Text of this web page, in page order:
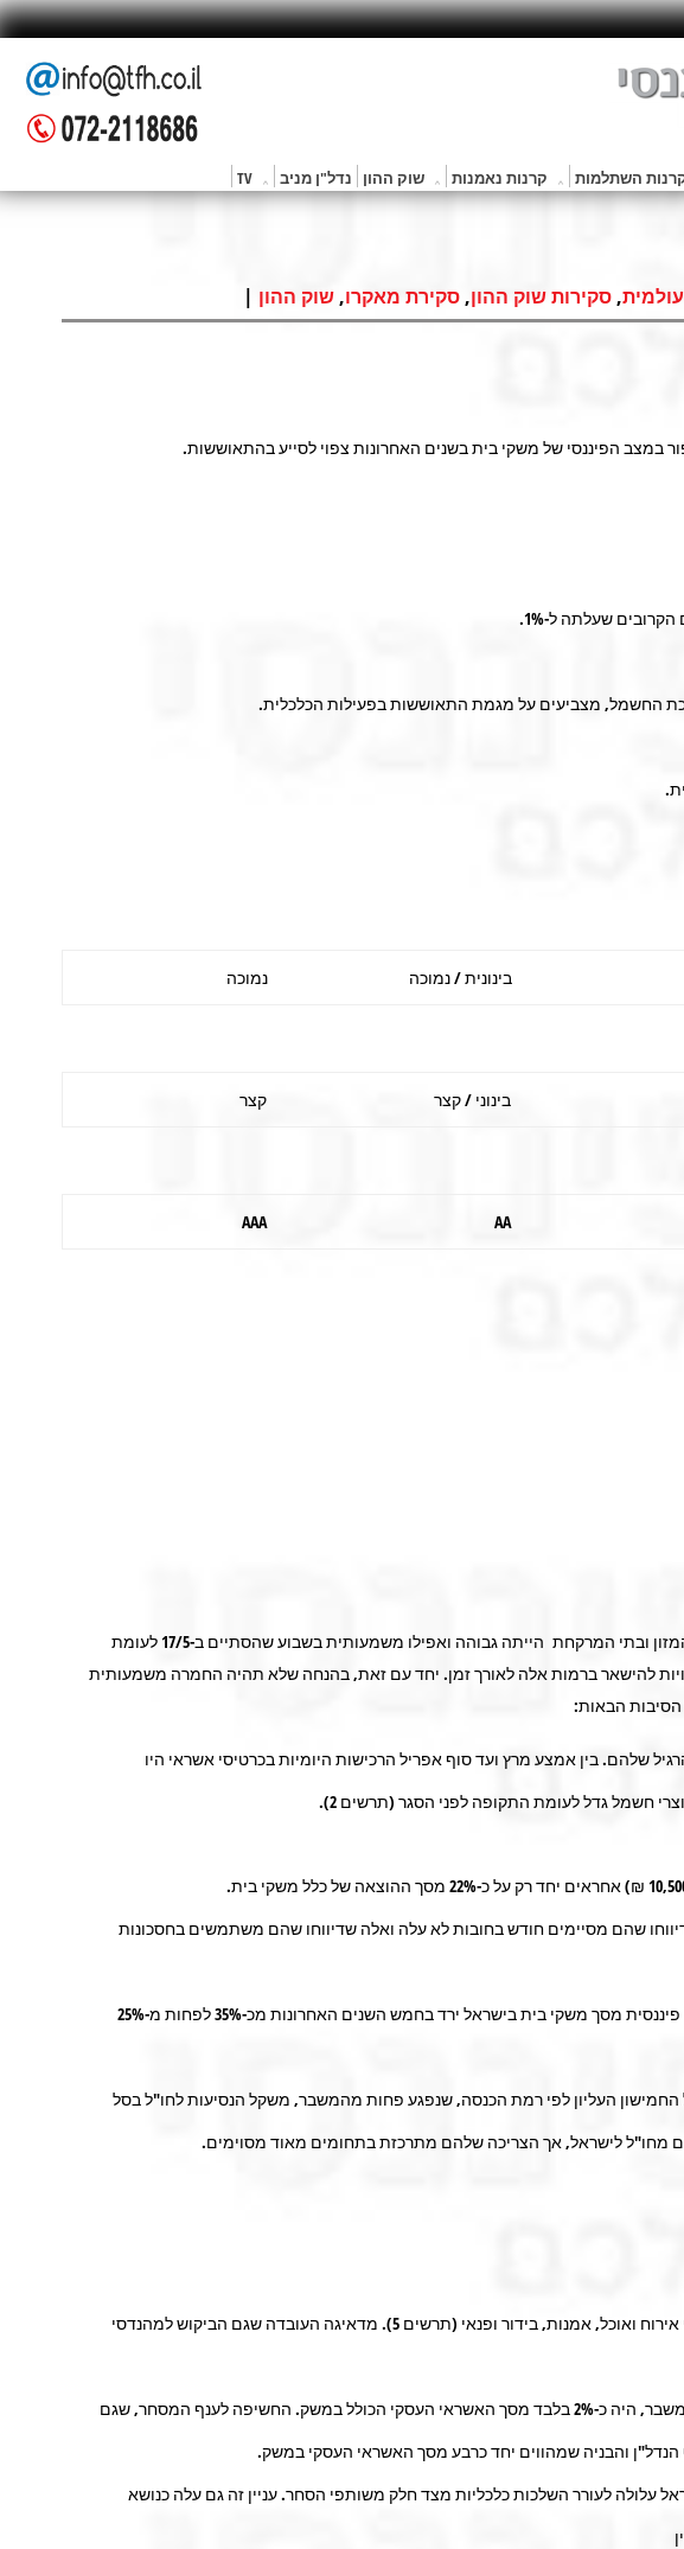
השתלמות קרנות נאמנות שוק ההון נדל"ן מניב TV
, סקירות שוק ההון, סקירת מאקרו, שוק ההון |
הפיננסי של משקי בית בשנים האחרונות צפוי לסייע בהתאוששות.
החשמל, מצביעים על מגמת התאוששות בפעילות הכלכלית.
בינונית / נמוכה נמוכה
בינוני / קצר קצר
AA
AAA
לפי נתוני הרכישות בכרטיסי אשראי שפרסם בנק ישראל, הרכישה היומית הממוצעת בענפי ריהוט, מוצרי חשמל, ביגוד, רשתות המזון ובתי המרקחת הייתה גבוהה ואפילו משמעותית בשבוע שהסתיים ב-17/5 לעומת
בזמן הסגר ולא צפויות להישאר ברמות אלה לאורך זמן. יחד עם זאת, בהנחה שלא תהיה החמרה משמעותית
הבאות:
שלהם. בין אמצע מרץ ועד סוף אפריל הרכישות היומיות בכרטיסי אשראי היו
שהם מסיימים חודש בחובות לא עלה ואלה שדיווחו שהם משתמשים בחסכונות
בכלל, מצבם הפיננסי של משקי בית השתפר משמעותית בשנים האחרונות. כפי שעולה מהסקר, משקל משקי בית שמתקשים פיננסית מסך משקי בית בישראל ירד בחמש השנים האחרונות מכ-35% לפחות מ-25%
לא הרבה. ההוצאה על הנסיעות לחו"ל מהוות כ-5% מסל הצריכה, כאשר אצל החמישון העליון לפי רמת הכנסה, שנפגע פחות מהמשבר, משקל הנסיעות לחו"ל בסל
מחו"ל לישראל, אך הצריכה שלהם מתרכזת בתחומים מאוד מסוימים.
מספר משרות פנויות במשק ירד בחודשים מרץ-אפריל ב-65% לעומת החודשים המקבילים ב-2019. בעיקר נרשמה ירידה בענפי אירוח ואוכל, אמנות, בידור ופנאי (תרשים 5). מדאיגה העובדה שגם הביקוש למהנדסי
מפרסום של בנק ישראל עולה שנכון לסוף שנת 2019, סך האשראי לענף של בתי מלון, שירותי הארחה ואוכל, שנפגעו ביותר מהמשבר, היה כ-2% בלבד מסך האשראי העסקי הכולל במשק. החשיפה לענף המסחר, שגם
עלולה לעורר השלכות כלכליות מצד חלק משותפי הסחר. עניין זה גם עלה כנושא